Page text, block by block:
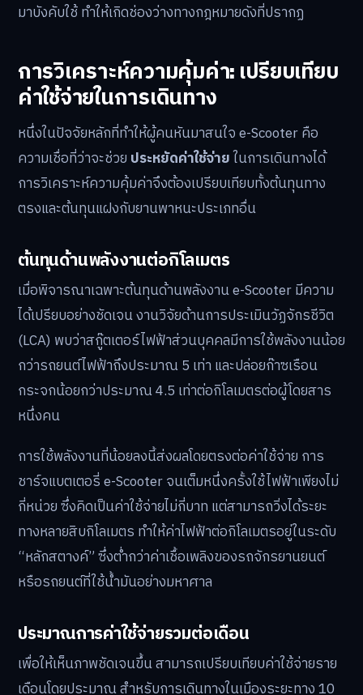
มาบังคับใช้ ทำให้เกิดช่องว่างทางกฎหมายดังที่ปรากฏ
การวิเคราะห์ความคุ้มค่า: เปรียบเทียบ
ค่าใช้จ่ายในการเดินทาง
หนึ่งในปัจจัยหลักที่ทำให้ผู้คนหันมาสนใจ e-Scooter คือ
ความเชื่อที่ว่าจะช่วย ประหยัดค่าใช้จ่ายในการเดินทางได้
การวิเคราะห์ความคุ้มค่าจึงต้องเปรียบเทียบทั้งต้นทุนทาง
ตรงและต้นทุนแฝงกับยานพาหนะประเภทอื่น
ต้นทุนด้านพลังงานต่อกิโลเมตร
เมื่อพิจารณาเฉพาะต้นทุนด้านพลังงาน e-Scooter มีความ
ได้เปรียบอย่างชัดเจน งานวิจัยด้านการประเมินวัฏจักรชีวิต
(LCA) พบว่าสกู๊ตเตอร์ไฟฟ้าส่วนบุคคลมีการใช้พลังงานน้อย
กว่ารถยนต์ไฟฟ้าถึงประมาณ 5 เท่า และปล่อยก๊าซเรือน
กระจกน้อยกว่าประมาณ 4.5 เท่าต่อกิโลเมตรต่อผู้โดยสาร
หนึ่งคน
การใช้พลังงานที่น้อยลงนี้ส่งผลโดยตรงต่อค่าใช้จ่าย การ
ชาร์จแบตเตอรี่ e-Scooter จนเต็มหนึ่งครั้งใช้ไฟฟ้าเพียงไม่
กี่หน่วย ซึ่งคิดเป็นค่าใช้จ่ายไม่กี่บาท แต่สามารถวิ่งได้ระยะ
ทางหลายสิบกิโลเมตร ทำให้ค่าไฟฟ้าต่อกิโลเมตรอยู่ในระดับ
“หลักสตางค์” ซึ่งต่ำกว่าค่าเชื้อเพลิงของรถจักรยานยนต์
หรือรถยนต์ที่ใช้น้ำมันอย่างมหาศาล
ประมาณการค่าใช้จ่ายรวมต่อเดือน
เพื่อให้เห็นภาพชัดเจนขึ้น สามารถเปรียบเทียบค่าใช้จ่ายราย
เดือนโดยประมาณ สำหรับการเดินทางในเมืองระยะทาง 10